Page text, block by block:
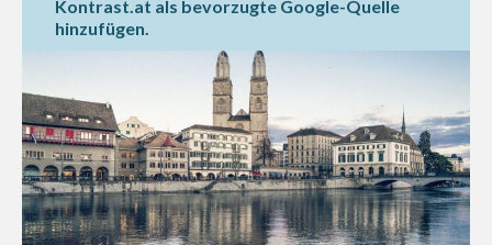
Kontrast.at als bevorzugte Google-Quelle
hinzufügen.